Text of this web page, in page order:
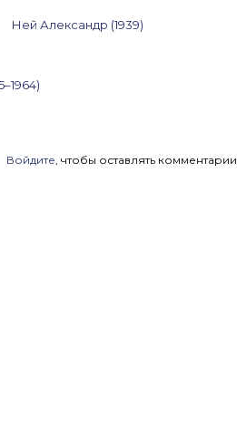
Ней Александр (1939)
Войдите, чтобы оставлять комментарии